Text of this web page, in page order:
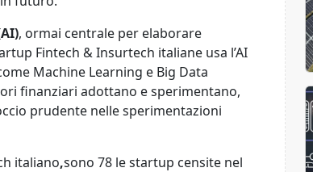
, ormai centrale per elaborare
Fintech & Insurtech italiane usa l’AI
Machine Learning e Big Data
finanziari adottano e sperimentano,
prudente nelle sperimentazioni
italiano,sono 78 le startup censite nel